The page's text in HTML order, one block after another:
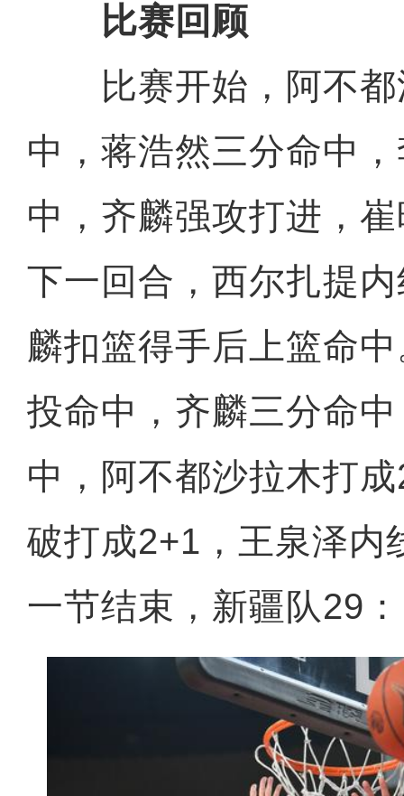
比赛回顾
比赛开始，阿不都
中，蒋浩然三分命中
中，齐麟强攻打进，
下一回合，西尔扎提
麟扣篮得手后上篮命
投命中，齐麟三分命
中，阿不都沙拉木打
破打成2+1，王泉泽内
一节结束，新疆队29